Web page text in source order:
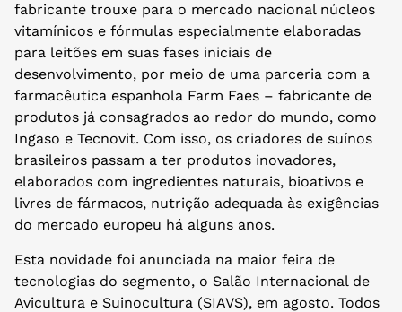
fabricante trouxe para o mercado nacional núcleos
vitamínicos e fórmulas especialmente elaboradas
para leitões em suas fases iniciais de
desenvolvimento, por meio de uma parceria com a
farmacêutica espanhola Farm Faes – fabricante de
produtos já consagrados ao redor do mundo, como
Ingaso e Tecnovit. Com isso, os criadores de suínos
brasileiros passam a ter produtos inovadores,
elaborados com ingredientes naturais, bioativos e
livres de fármacos, nutrição adequada às exigências
do mercado europeu há alguns anos.
Esta novidade foi anunciada na maior feira de
tecnologias do segmento, o Salão Internacional de
Avicultura e Suinocultura (SIAVS), em agosto. Todos